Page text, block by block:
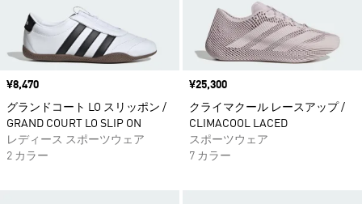
価格
¥8,470
グランドコート LO スリッポン /
GRAND COURT LO SLIP ON
レディース スポーツウェア
2 カラー
価格
¥25,300
クライマクール レースアップ /
CLIMACOOL LACED
スポーツウェア
7 カラー